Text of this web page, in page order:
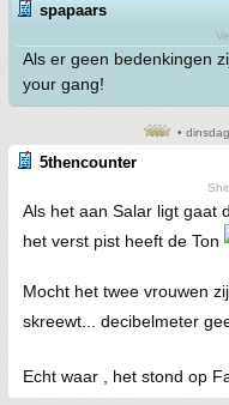
spapaars
Als er geen bedenkingen
your gang!
•
5thencounter
Als het aan Salar ligt gaat
het verst pist heeft de Ton
Mocht het twee vrouwen
skreewt... decibelmeter
Echt waar , het stond op